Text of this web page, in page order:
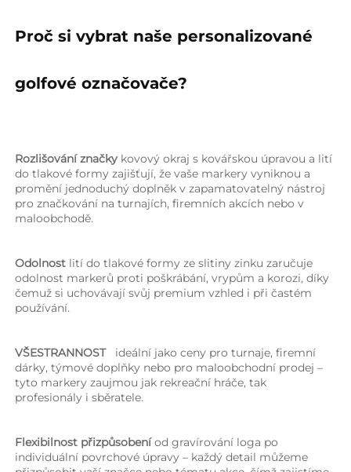
Proč si vybrat naše personalizované
golfové označovače?
Rozlišování značky kovový okraj s kovářskou úpravou a lití
do tlakové formy zajišťují, že vaše markery vyniknou a
promění jednoduchý doplněk v zapamatovatelný nástroj
pro značkování na turnajích, firemních akcích nebo v
maloobchodě.
Odolnost lití do tlakové formy ze slitiny zinku zaručuje
odolnost markerů proti poškrábání, vrypům a korozi, díky
čemuž si uchovávají svůj premium vzhled i při častém
používání.
VŠESTRANNOST ideální jako ceny pro turnaje, firemní
dárky, týmové doplňky nebo pro maloobchodní prodej –
tyto markery zaujmou jak rekreační hráče, tak
profesionály i sběratele.
Flexibilnost přizpůsobení od gravírování loga po
individuální povrchové úpravy – každý detail můžeme